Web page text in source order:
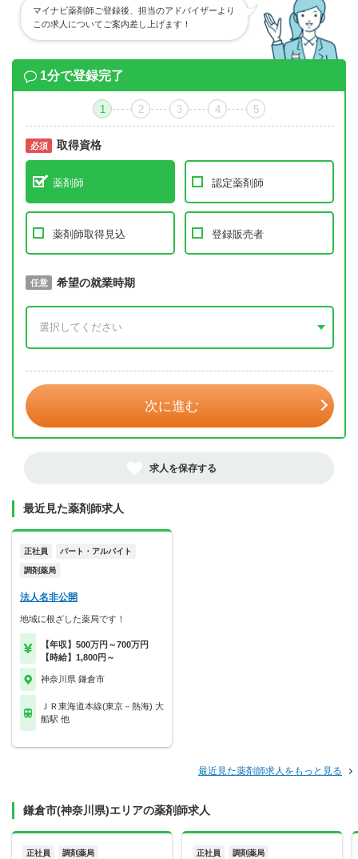
マイナビ薬剤師ご登録後、担当のアドバイザーより
この求人についてご案内差し上げます！
1分で登録完了
1 2 3 4 5
必須 取得資格
薬剤師 認定薬剤師
薬剤師取得見込 登録販売者
必須 取得予定年
任意 希望の就業時期
次に進む
求人を保存する
最近見た薬剤師求人
正社員 パート・アルバイト
調剤薬局
法人名非公開
地域に根ざした薬局です！
【年収】500万円～700万円
【時給】1,800円～
神奈川県 鎌倉市
ＪＲ東海道本線(東京－熱海) 大
船駅 他
最近見た薬剤師求人をもっと見る
鎌倉市(神奈川県)エリアの薬剤師求人
正社員 調剤薬局 正社員 調剤薬局